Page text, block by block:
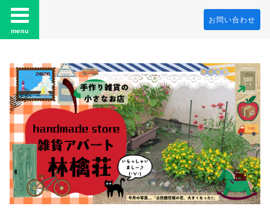
menu
お問い合わせ